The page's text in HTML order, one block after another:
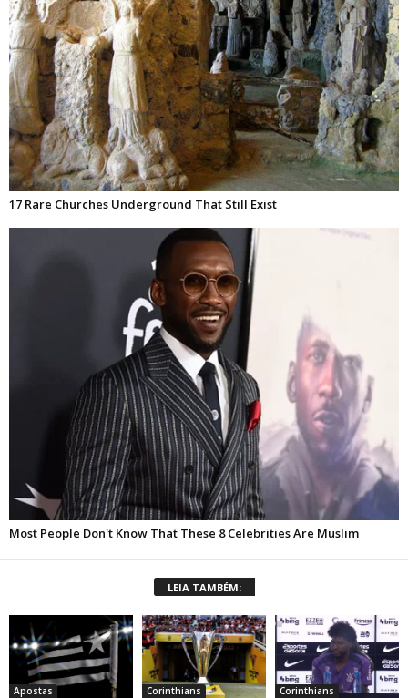
LEIA TAMBÉM:
Apostas Corinthians Corinthians